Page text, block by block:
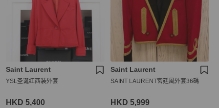
Saint Laurent
YSL圣诞红西装外套
HKD 5,400
Saint Laurent
SAINT LAURENT宮廷風外套36碼
HKD 5,999